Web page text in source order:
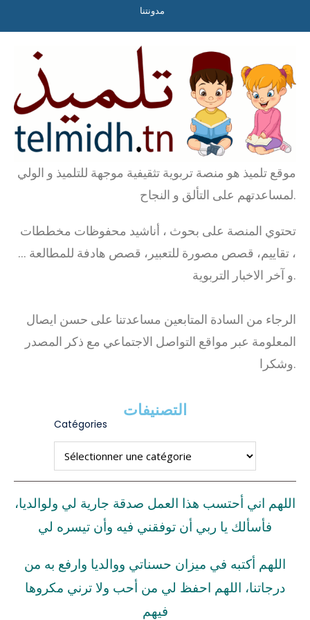
مدونتنا
موقع تلميذ هو منصة تربوية تثقيفية موجهة للتلميذ و الولي
لمساعدتهم على التألق و النجاح.
تحتوي المنصة على بحوث ، أناشيد محفوظات مخططات
، تقاييم، قصص مصورة للتعبير، قصص هادفة للمطالعة …
و آخر الاخبار التربوية.
الرجاء من السادة المتابعين مساعدتنا على حسن ايصال
المعلومة عبر مواقع التواصل الاجتماعي مع ذكر المصدر
وشكرا.
التصنيفات
Catégories
اللهم اني أحتسب هذا العمل صدقة جارية لي ولوالديا،
فأسألك يا ربي أن توفقني فيه وأن تيسره لي
اللهم أكتبه في ميزان حسناتي ووالديا وارفع به من
درجاتنا، اللهم احفظ لي من أحب ولا ترني مكروها
فيهم